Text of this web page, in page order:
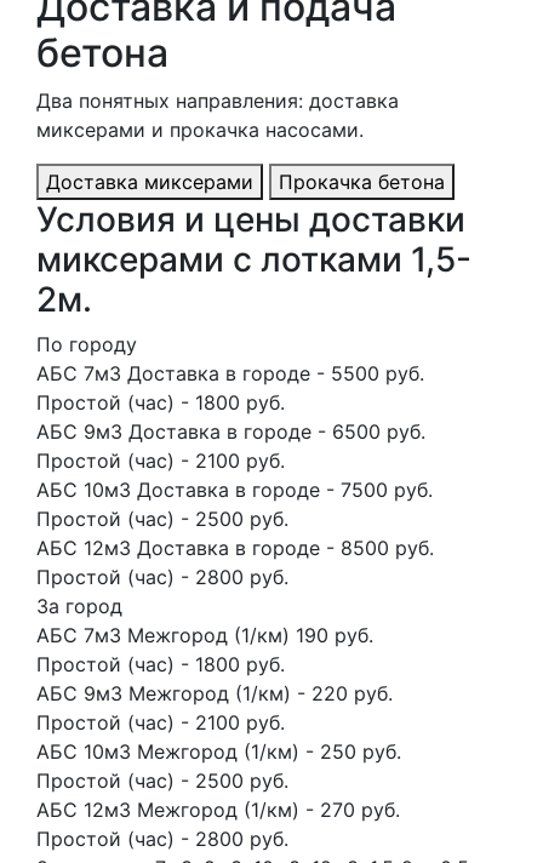
бетона
Два понятных направления: доставка
миксерами и прокачка насосами.
Доставка миксерами Прокачка бетона
Условия и цены доставки
миксерами с лотками 1,5-
2м.
По городу
АБС 7м3 Доставка в городе - 5500 руб.
Простой (час) - 1800 руб.
АБС 9м3 Доставка в городе - 6500 руб.
Простой (час) - 2100 руб.
АБС 10м3 Доставка в городе - 7500 руб.
Простой (час) - 2500 руб.
АБС 12м3 Доставка в городе - 8500 руб.
Простой (час) - 2800 руб.
За город
АБС 7м3 Межгород (1/км) 190 руб.
Простой (час) - 1800 руб.
АБС 9м3 Межгород (1/км) - 220 руб.
Простой (час) - 2100 руб.
АБС 10м3 Межгород (1/км) - 250 руб.
Простой (час) - 2500 руб.
АБС 12м3 Межгород (1/км) - 270 руб.
Простой (час) - 2800 руб.